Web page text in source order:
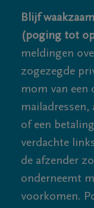
Blijf
(poging tot
meldingen
zogezegde
mom van een
mailadressen,
of een
verdachte
de afzender
onderneemt
voorkomen.